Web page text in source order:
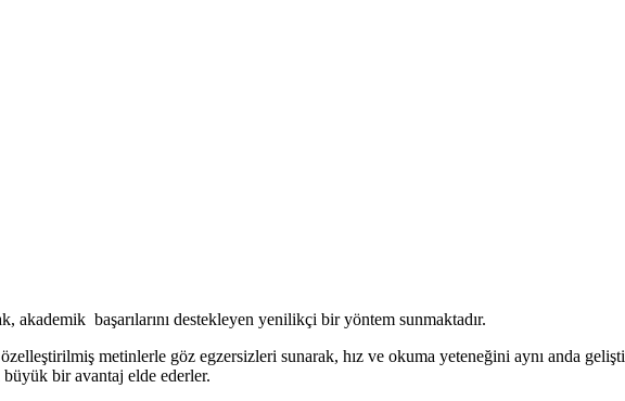
akademik başarılarını destekleyen yenilikçi bir yöntem sunmaktadır.
metinlerle göz egzersizleri sunarak, hız ve okuma yeteneğini aynı anda
bir avantaj elde ederler.